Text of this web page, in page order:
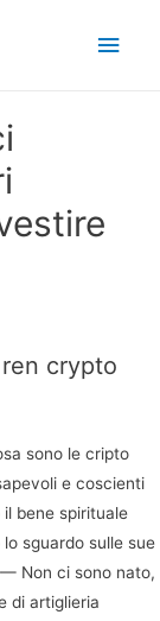
Main
crypto
sono le cripto
e coscienti
bene spirituale
sguardo sulle sue
Non ci sono nato,
di artiglieria